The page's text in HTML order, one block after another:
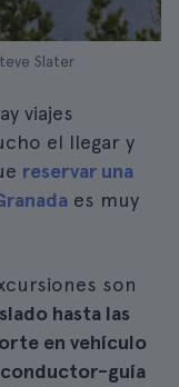
Slater
viajes
el llegar y
reservar una
es muy
son
hasta las
en vehículo
conductor-guía